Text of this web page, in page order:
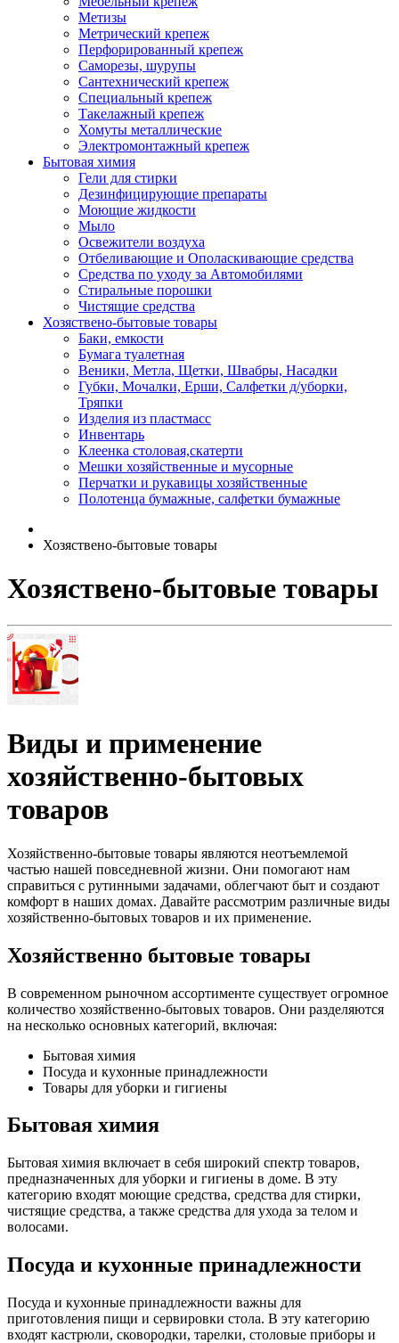
Метизы
Метрический крепеж
Перфорированный крепеж
Саморезы, шурупы
Сантехнический крепеж
Специальный крепеж
Такелажный крепеж
Хомуты металлические
Электромонтажный крепеж
Бытовая химия
Гели для стирки
Дезинфицирующие препараты
Моющие жидкости
Мыло
Освежители воздуха
Отбеливающие и Ополаскивающие средства
Средства по уходу за Автомобилями
Стиральные порошки
Чистящие средства
Хозяствено-бытовые товары
Баки, емкости
Бумага туалетная
Веники, Метла, Щетки, Швабры, Насадки
Губки, Мочалки, Ерши, Салфетки д/уборки,
Тряпки
Изделия из пластмасс
Инвентарь
Клеенка столовая,скатерти
Мешки хозяйственные и мусорные
Перчатки и рукавицы хозяйственные
Полотенца бумажные, салфетки бумажные
Хозяствено-бытовые товары
Хозяствено-бытовые товары
Виды и применение
хозяйственно-бытовых
товаров
Хозяйственно-бытовые товары являются неотъемлемой
частью нашей повседневной жизни. Они помогают нам
справиться с рутинными задачами, облегчают быт и создают
комфорт в наших домах. Давайте рассмотрим различные виды
хозяйственно-бытовых товаров и их применение.
Хозяйственно бытовые товары
В современном рыночном ассортименте существует огромное
количество хозяйственно-бытовых товаров. Они разделяются
на несколько основных категорий, включая:
Бытовая химия
Посуда и кухонные принадлежности
Товары для уборки и гигиены
Бытовая химия
Бытовая химия включает в себя широкий спектр товаров,
предназначенных для уборки и гигиены в доме. В эту
категорию входят моющие средства, средства для стирки,
чистящие средства, а также средства для ухода за телом и
волосами.
Посуда и кухонные принадлежности
Посуда и кухонные принадлежности важны для
приготовления пищи и сервировки стола. В эту категорию
входят кастрюли, сковородки, тарелки, столовые приборы и